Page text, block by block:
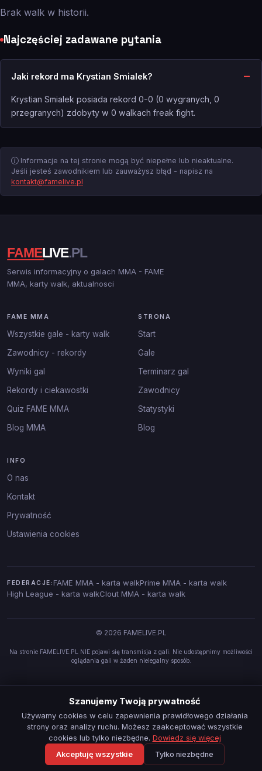
Brak walk w historii.
Najczęściej zadawane pytania
Jaki rekord ma Krystian Smialek?
Krystian Smialek posiada rekord 0-0 (0 wygranych, 0
przegranych) zdobyty w 0 walkach freak fight.
Informacje na tej stronie mogą być niepełne lub nieaktualne.
Jeśli jesteś zawodnikiem lub zauważysz błąd - napisz na
kontakt@famelive.pl
Serwis informacyjny o galach MMA - FAME
MMA, karty walk, aktualnosci
FAME MMA
Wszystkie gale - karty walk
Zawodnicy - rekordy
Wyniki gal
Rekordy i ciekawostki
Quiz FAME MMA
Blog MMA
STRONA
Start
Gale
Terminarz gal
Zawodnicy
Statystyki
Blog
INFO
O nas
Kontakt
Prywatność
Ustawienia cookies
FEDERACJE: FAME MMA - karta walkPrime MMA - karta walk
High League - karta walkClout MMA - karta walk
© 2026 FAMELIVE.PL
Na stronie FAMELIVE.PL NIE pojawi się transmisja z gali. Nie udostępnimy możliwości
oglądania gali w żaden nielegalny sposób.
Szanujemy Twoją prywatność
Używamy cookies w celu zapewnienia prawidłowego działania
strony oraz analizy ruchu. Możesz zaakceptować wszystkie
cookies lub tylko niezbędne. Dowiedz się więcej
Akceptuję wszystkie
Tylko niezbędne